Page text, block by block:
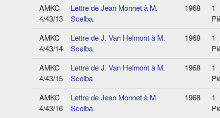
AMKC
4/43/13
Lettre de Jean Monnet à M.
Scelba.
1968
1
AMKC
4/43/14
Lettre de J. Van Helmont à M.
Scelba.
1968
1
AMKC
4/43/15
Lettre de J. Van Helmont à M.
Scelba.
1968
1
AMKC
4/43/16
Lettre de Jean Monnet à M.
Scelba.
1968
1